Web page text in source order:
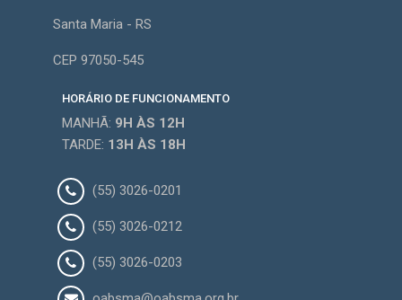
Santa Maria - RS
CEP 97050-545
HORÁRIO DE FUNCIONAMENTO
MANHÃ: 9H ÀS 12H
TARDE: 13H ÀS 18H
(55) 3026-0201
(55) 3026-0212
(55) 3026-0203